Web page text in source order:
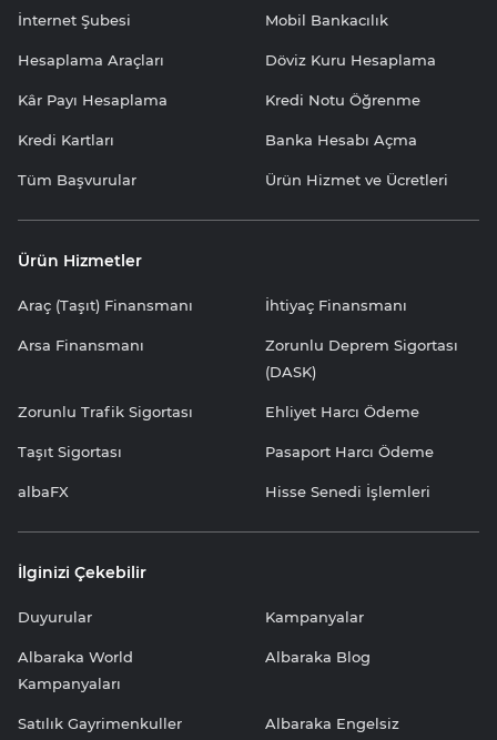
İnternet Şubesi Mobil Bankacılık
Hesaplama Araçları Döviz Kuru Hesaplama
Kâr Payı Hesaplama Kredi Notu Öğrenme
Kredi Kartları Banka Hesabı Açma
Tüm Başvurular Ürün Hizmet ve Ücretleri
Ürün Hizmetler
Araç (Taşıt) Finansmanı İhtiyaç Finansmanı
Arsa Finansmanı
Zorunlu Deprem Sigortası
(DASK)
Zorunlu Trafik Sigortası Ehliyet Harcı Ödeme
Taşıt Sigortası Pasaport Harcı Ödeme
albaFX Hisse Senedi İşlemleri
İlginizi Çekebilir
Duyurular Kampanyalar
Albaraka World
Kampanyaları
Albaraka Blog
Satılık Gayrimenkuller
Albaraka Engelsiz